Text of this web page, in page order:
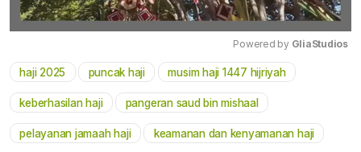
Mute
Powered by GliaStudios
haji 2025 puncak haji musim haji 1447 hijriyah
keberhasilan haji pangeran saud bin mishaal
pelayanan jamaah haji keamanan dan kenyamanan haji